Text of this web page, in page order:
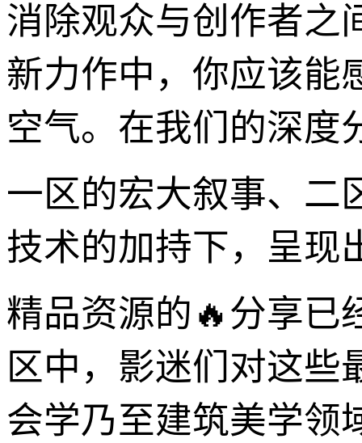
消除观众与创作者之
新力作中，你应该能
空气。在我们的深度
一区的宏大叙事、二
技术的加持下，呈现
精品资源的🔥分享已
区中，影迷们对这些
会学乃至建筑美学领